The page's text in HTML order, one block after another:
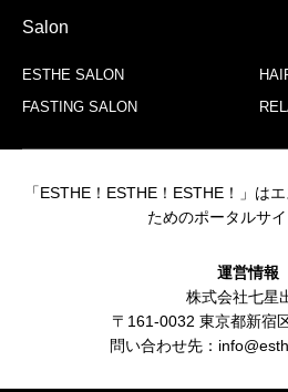
Salon
ESTHE SALON
FASTING SALON
「ESTHE！ESTHE！ESTHE！」は
ためのポータルサイ
運営情報
株式会社七星
〒161-0032 東京都新宿
問い合わせ先：